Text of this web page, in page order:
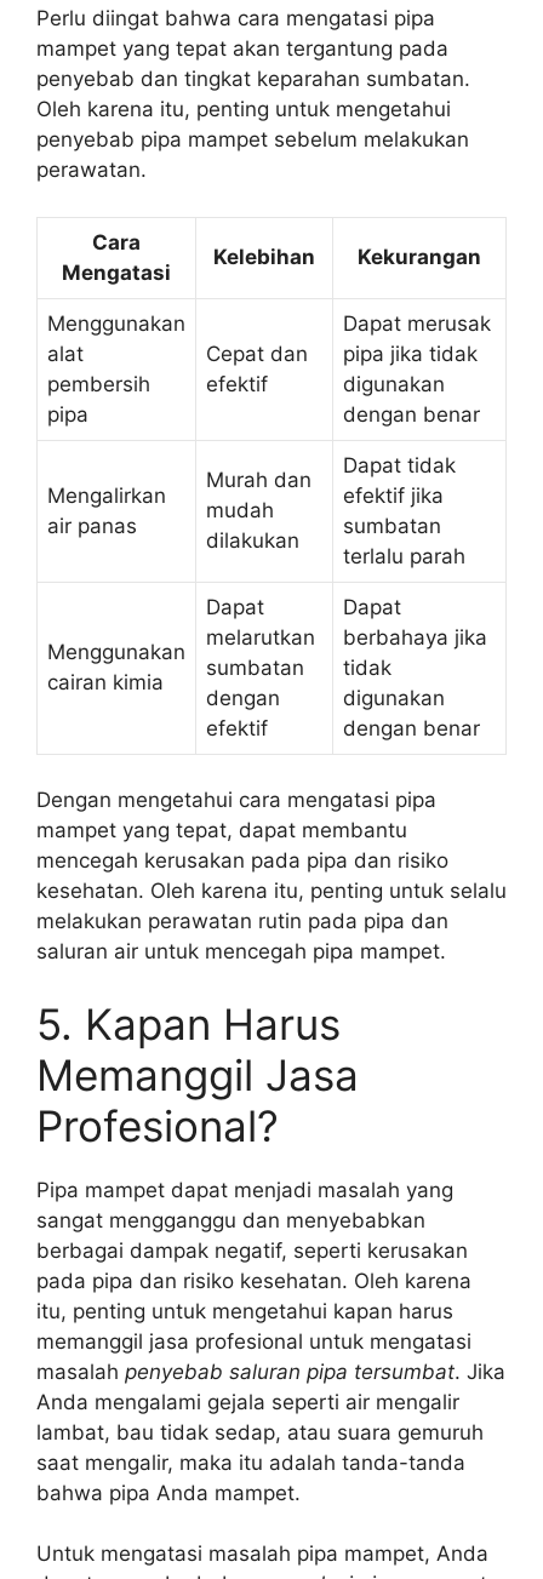
Perlu diingat bahwa cara mengatasi pipa
mampet yang tepat akan tergantung pada
penyebab dan tingkat keparahan sumbatan.
Oleh karena itu, penting untuk mengetahui
penyebab pipa mampet sebelum melakukan
perawatan.
Cara
Mengatasi
Kelebihan Kekurangan
Menggunakan
alat
pembersih
pipa
Cepat dan
efektif
Dapat merusak
pipa jika tidak
digunakan
dengan benar
Mengalirkan
air panas
Murah dan
mudah
dilakukan
Dapat tidak
efektif jika
sumbatan
terlalu parah
Menggunakan
cairan kimia
Dapat
melarutkan
sumbatan
dengan
efektif
Dapat
berbahaya jika
tidak
digunakan
dengan benar
Dengan mengetahui cara mengatasi pipa
mampet yang tepat, dapat membantu
mencegah kerusakan pada pipa dan risiko
kesehatan. Oleh karena itu, penting untuk selalu
melakukan perawatan rutin pada pipa dan
saluran air untuk mencegah pipa mampet.
5. Kapan Harus
Memanggil Jasa
Profesional?
Pipa mampet dapat menjadi masalah yang
sangat mengganggu dan menyebabkan
berbagai dampak negatif, seperti kerusakan
pada pipa dan risiko kesehatan. Oleh karena
itu, penting untuk mengetahui kapan harus
memanggil jasa profesional untuk mengatasi
masalah penyebab saluran pipa tersumbat. Jika
Anda mengalami gejala seperti air mengalir
lambat, bau tidak sedap, atau suara gemuruh
saat mengalir, maka itu adalah tanda-tanda
bahwa pipa Anda mampet.
Untuk mengatasi masalah pipa mampet, Anda